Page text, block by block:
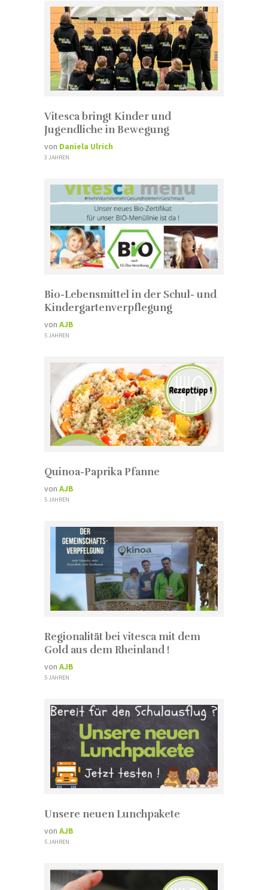
Vitesca bringt Kinder und
Jugendliche in Bewegung
von Daniela Ulrich
3 JAHREN
Bio-Lebensmittel in der Schul- und
Kindergartenverpflegung
von AJB
5 JAHREN
Quinoa-Paprika Pfanne
von AJB
5 JAHREN
Regionalität bei vitesca mit dem
Gold aus dem Rheinland !
von AJB
5 JAHREN
Unsere neuen Lunchpakete
von AJB
5 JAHREN